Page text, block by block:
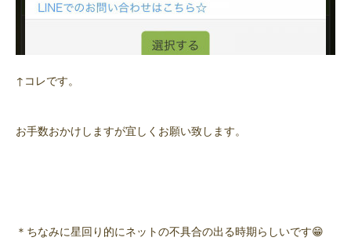
↑コレです。
お手数おかけしますが宜しくお願い致します。
＊ちなみに星回り的にネットの不具合の出る時期らしいです😁